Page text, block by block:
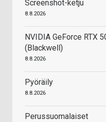
Screenshot-ketju
8.8.2026
NVIDIA GeForce RTX
(Blackwell)
8.8.2026
Pyöräily
8.8.2026
Perussuomalaiset